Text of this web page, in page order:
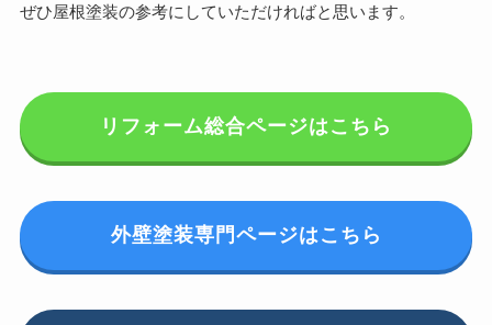
ぜひ屋根塗装の参考にしていただければと思います。
リフォーム総合ページはこちら
外壁塗装専門ページはこちら